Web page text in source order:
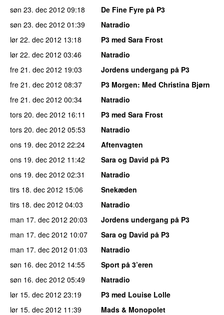
søn 23. dec 2012 09:18
De Fine Fyre på P3
søn 23. dec 2012 01:39
Natradio
lør 22. dec 2012 13:18
P3 med Sara Frost
lør 22. dec 2012 03:46
Natradio
fre 21. dec 2012 19:03
Jordens undergang på P3
fre 21. dec 2012 08:37 P3 Morgen: Med Christina Bjørn
fre 21. dec 2012 00:34
Natradio
tors 20. dec 2012 16:11
P3 med Sara Frost
tors 20. dec 2012 05:53
Natradio
ons 19. dec 2012 22:24
Aftenvagten
ons 19. dec 2012 11:42
Sara og David på P3
ons 19. dec 2012 02:31
Natradio
tirs 18. dec 2012 15:06
Snekæden
tirs 18. dec 2012 04:03
Natradio
man 17. dec 2012 20:03
Jordens undergang på P3
man 17. dec 2012 10:07
Sara og David på P3
man 17. dec 2012 01:03
Natradio
søn 16. dec 2012 14:55
Sport på 3’eren
søn 16. dec 2012 05:49
Natradio
lør 15. dec 2012 23:19
P3 med Louise Lolle
lør 15. dec 2012 11:39
Mads & Monopolet